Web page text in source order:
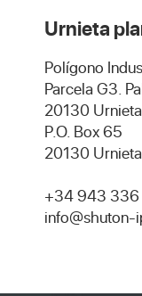
Urnieta
Polígono
Parcela G3.
20130
P.O. Box 65
20130 Urnieta
+34 943
info@shuton-